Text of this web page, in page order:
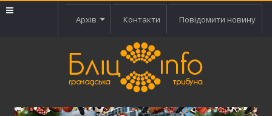
Архів Контакти Повідомити новину